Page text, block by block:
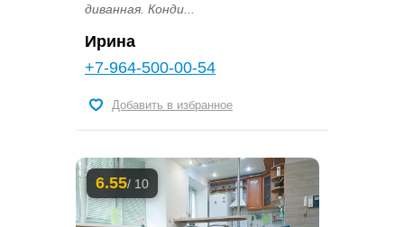
диванная. Конди...
Ирина
+7-964-500-00-54
Добавить в избранное
6.55/ 10